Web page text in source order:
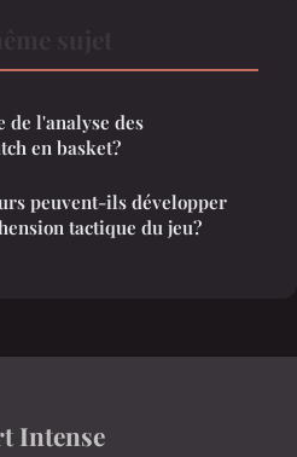
de l'analyse des
en basket?
peuvent-ils développer
tactique du jeu?
Intense